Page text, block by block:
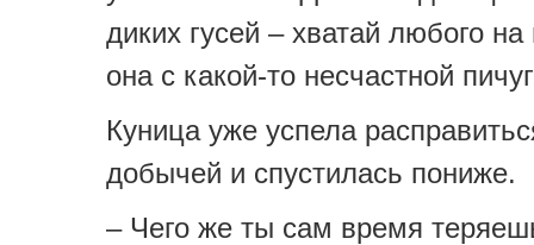
диких гусей – хватай любого
она с какой-то несчастной
Куница уже успела
добычей и спустилась пониже.
– Чего же ты сам время